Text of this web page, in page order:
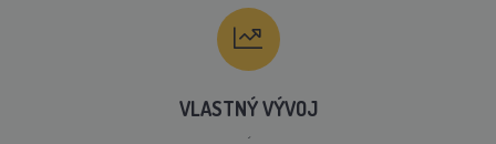
VLASTNÝ VÝVOJ